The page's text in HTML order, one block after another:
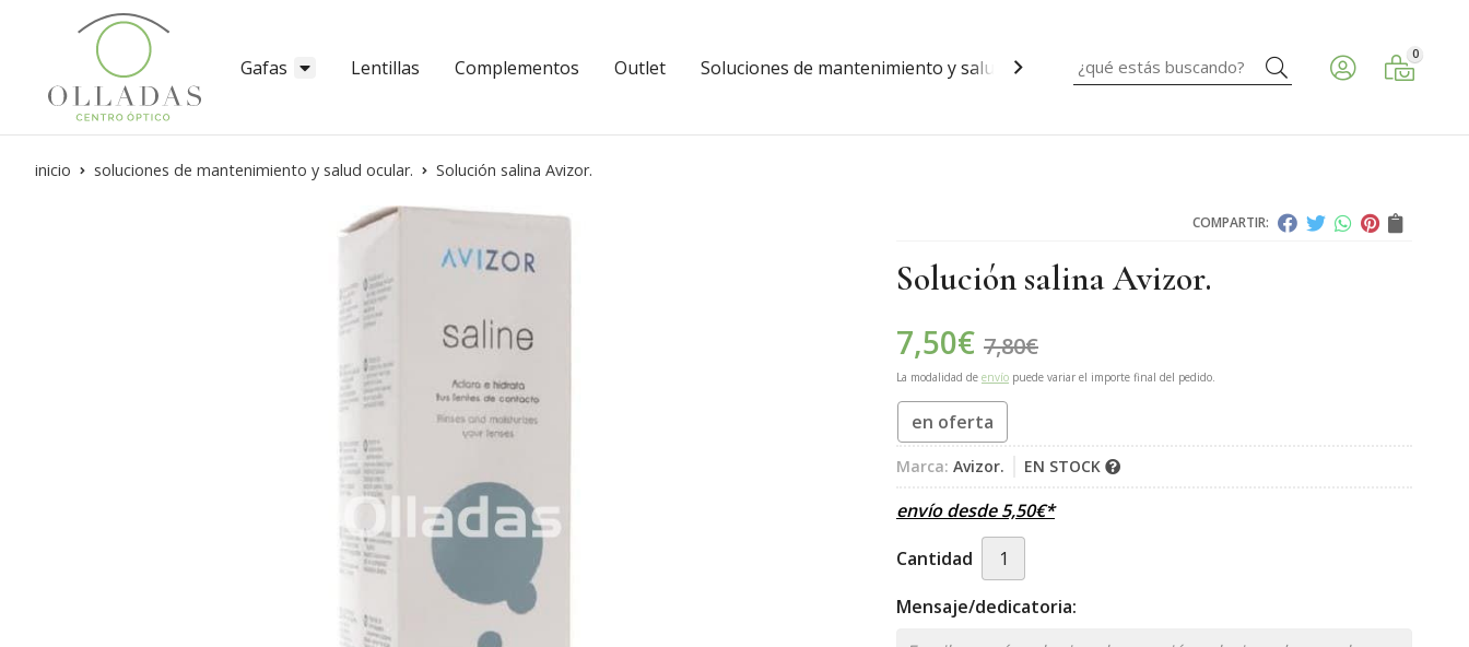
Gafas Lentillas Complementos Outlet Soluciones de mantenimiento y salud ocular. Buscar 0
inicio soluciones de mantenimiento y salud ocular. Solución salina Avizor.
COMPARTIR:
Solución salina Avizor.
7,50€ 7,80€
La modalidad de envío puede variar el importe final del pedido.
en oferta
Marca: Avizor. EN STOCK
envío desde5,50€*
Cantidad
Mensaje/dedicatoria: